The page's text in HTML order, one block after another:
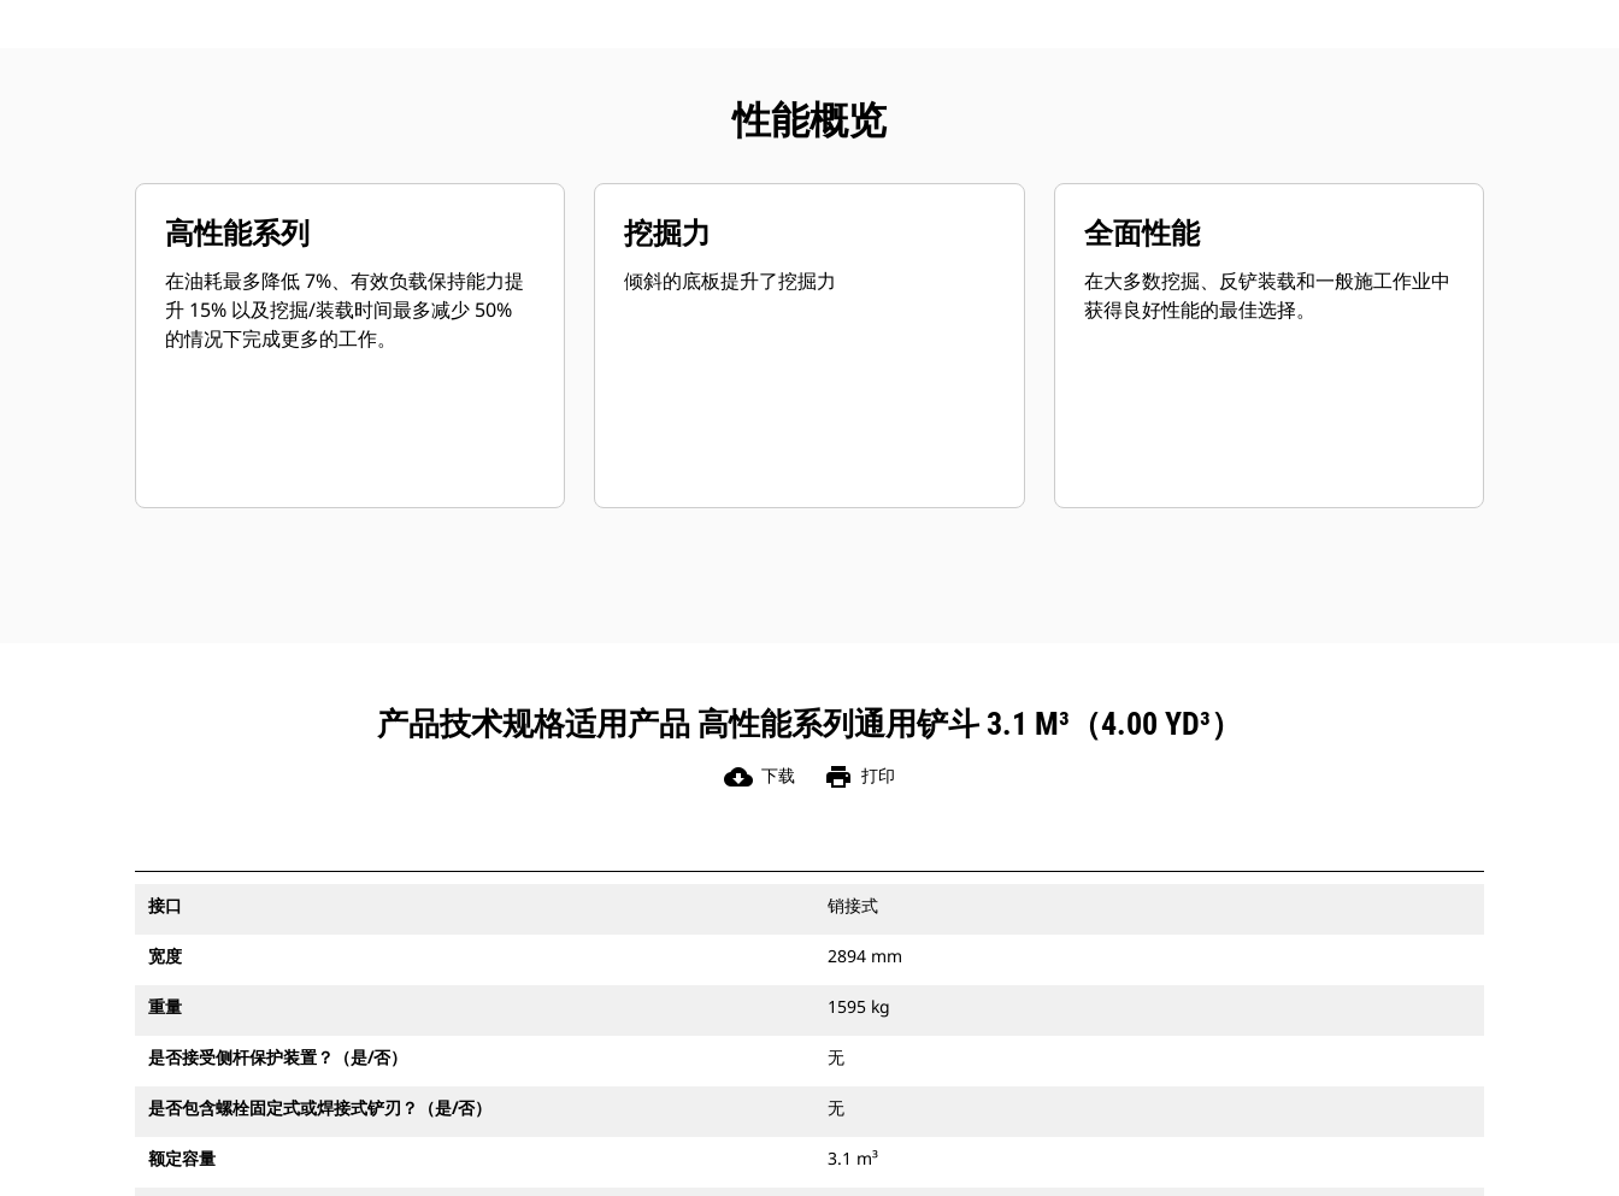
性能概览
高性能系列
在油耗最多降低 7%、有效负载保持能力提
升 15% 以及挖掘/装载时间最多减少 50%
的情况下完成更多的工作。
挖掘力
倾斜的底板提升了挖掘力
全面性能
在大多数挖掘、反铲装载和一般施工作业中
获得良好性能的最佳选择。
产品技术规格适用产品 高性能系列通用铲斗 3.1 M³（4.00 YD³）
cloud_download 下载 print 打印
接口 销接式
宽度 2894 mm
重量 1595 kg
是否接受侧杆保护装置？（是/否） 无
是否包含螺栓固定式或焊接式铲刃？（是/否） 无
额定容量 3.1 m³